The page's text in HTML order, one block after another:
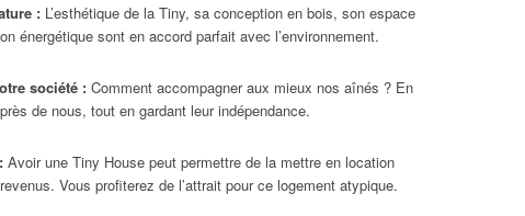
: L’esthétique de la Tiny, sa conception en bois, son espace
énergétique sont en accord parfait avec l’environnement.
société : Comment accompagner aux mieux nos aînés ? En
de nous, tout en gardant leur indépendance.
Avoir une Tiny House peut permettre de la mettre en location
Vous profiterez de l’attrait pour ce logement atypique.